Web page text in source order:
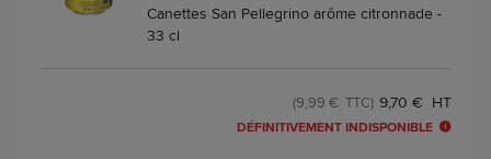
Canettes San Pellegrino arôme citronnade -
33 cl
9,70 € HT
(9,99 € TTC)
DÉFINITIVEMENT INDISPONIBLE